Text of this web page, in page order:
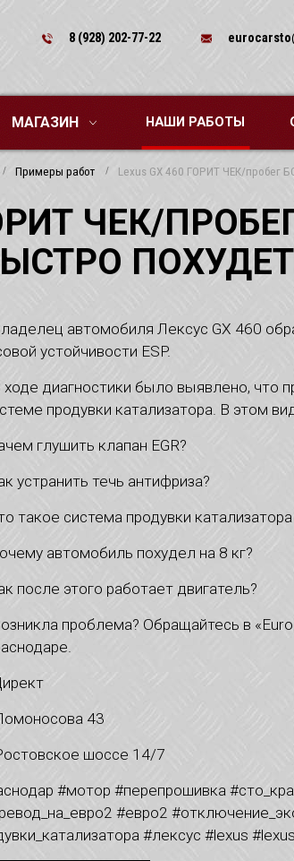
8 (928) 202-77-22
МАГАЗИН НАШИ РАБОТЫ
Примеры работ Lexus GX 460 ГОРИТ ЧЕК/пробег
ЧЕК/
автомобиля Лексус GX 460
устойчивости ESP.
ходе диагностики было выявлено, что
продувки катализатора. В этом
глушить клапан EGR?
устранить течь антифриза?
такое система продувки катализатора
автомобиль похудел на 8 кг?
после этого работает двигатель?
проблема? Обращайтесь в
43
шоссе 14/7
#мотор #перепрошивка
#евро2
#лексус #lexus